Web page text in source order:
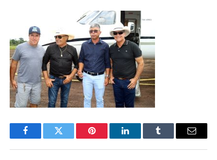
FacebookTwitter Pinterest LinkedInTumblr
E-